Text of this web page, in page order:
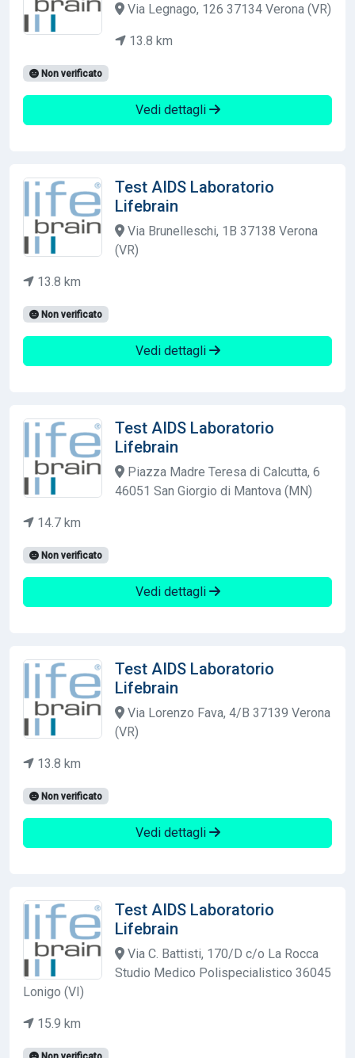
Via Legnago, 126 37134 Verona (VR)
13.8 km
Non verificato
Vedi dettagli
Test AIDS Laboratorio
Lifebrain
Via Brunelleschi, 1B 37138 Verona
(VR)
13.8 km
Non verificato
Vedi dettagli
Test AIDS Laboratorio
Lifebrain
Piazza Madre Teresa di Calcutta, 6
46051 San Giorgio di Mantova (MN)
14.7 km
Non verificato
Vedi dettagli
Test AIDS Laboratorio
Lifebrain
Via Lorenzo Fava, 4/B 37139 Verona
(VR)
13.8 km
Non verificato
Vedi dettagli
Test AIDS Laboratorio
Lifebrain
Via C. Battisti, 170/D c/o La Rocca
Studio Medico Polispecialistico 36045
Lonigo (VI)
15.9 km